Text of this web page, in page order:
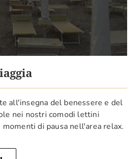
all'insegna del benessere e del
nei nostri comodi lettini
di pausa nell'area relax.